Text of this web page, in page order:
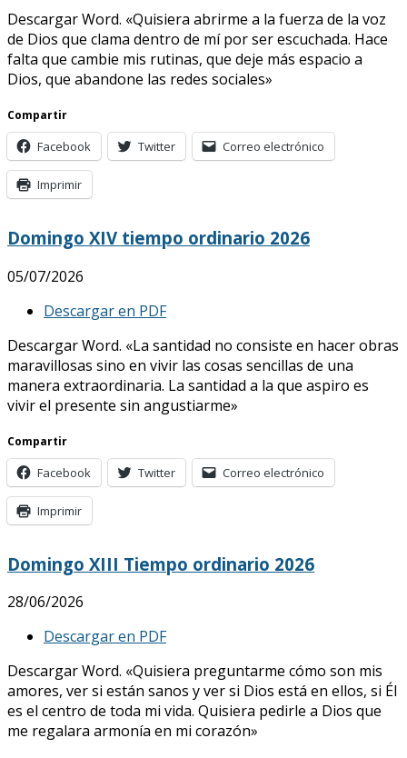
Descargar Word. «Quisiera abrirme a la fuerza de la voz
de Dios que clama dentro de mí por ser escuchada. Hace
falta que cambie mis rutinas, que deje más espacio a
Dios, que abandone las redes sociales»
Compartir
Facebook Twitter Correo electrónico
Imprimir
Domingo XIV tiempo ordinario 2026
05/07/2026
Descargar en PDF
Descargar Word. «La santidad no consiste en hacer obras
maravillosas sino en vivir las cosas sencillas de una
manera extraordinaria. La santidad a la que aspiro es
vivir el presente sin angustiarme»
Compartir
Facebook Twitter Correo electrónico
Imprimir
Domingo XIII Tiempo ordinario 2026
28/06/2026
Descargar en PDF
Descargar Word. «Quisiera preguntarme cómo son mis
amores, ver si están sanos y ver si Dios está en ellos, si Él
es el centro de toda mi vida. Quisiera pedirle a Dios que
me regalara armonía en mi corazón»